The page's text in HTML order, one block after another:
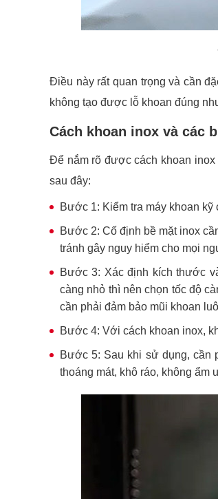
Điều này rất quan trọng và cần
không tạo được lỗ khoan đúng
Cách khoan inox và các
Để nắm rõ được cách khoan inox
sau đây:
Bước 1: Kiểm tra máy khoan
Bước 2: Cố định bề mặt inox
tránh gây nguy hiểm cho mọi
Bước 3: Xác định kích thước
càng nhỏ thì nên chọn tốc độ
cần phải đảm bảo mũi khoan
Bước 4: Với cách khoan inox,
Bước 5: Sau khi sử dụng, cần
thoáng mát, khô ráo, không ẩm